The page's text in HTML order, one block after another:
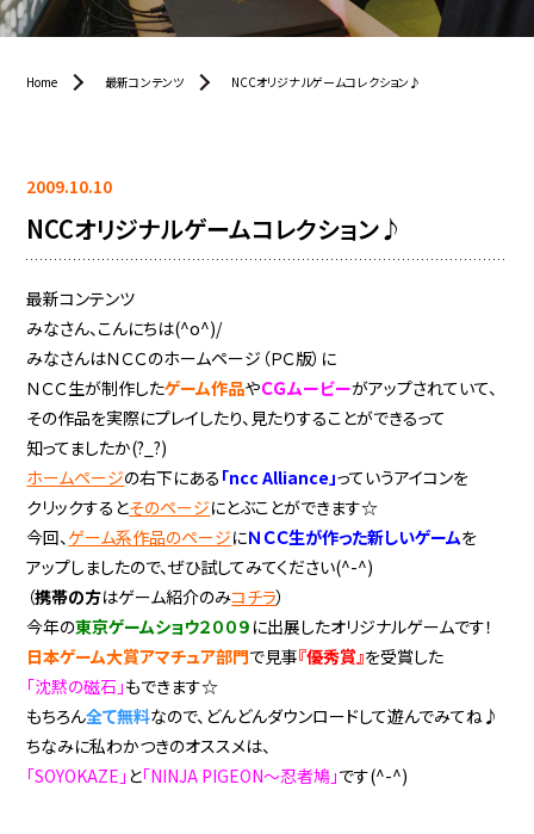
Home 最新コンテンツ NCCオリジナルゲームコレクション♪
2009.10.10
NCCオリジナルゲームコレクション♪
最新コンテンツ
みなさん、こんにちは(^o^)/
みなさんはＮＣＣのホームページ（ＰＣ版）に
ＮＣＣ生が制作したゲーム作品やＣＧムービーがアップされていて、
その作品を実際にプレイしたり、見たりすることができるって
知ってましたか(?_?)
ホームページの右下にある 「ncc Alliance」っていうアイコンを
クリックするとそのページにとぶことができます☆
今回、ゲーム系作品のページにＮＣＣ生が作った新しいゲームを
アップしましたので、ぜひ試してみてください(^-^)
（携帯の方はゲーム紹介のみコチラ）
今年の東京ゲームショウ２００９ に出展したオリジナルゲームです！
日本ゲーム大賞アマチュア部門で見事『優秀賞』を受賞した
「沈黙の磁石」もできます☆
もちろん全て無料なので、どんどんダウンロードして遊んでみてね♪
ちなみに私わかつきのオススメは、
「SOYOKAZE」 と「NINJA PIGEON〜忍者鳩」です(^-^)